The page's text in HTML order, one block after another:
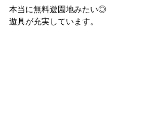
本当に無料遊園地みたい◎
遊具が充実しています。